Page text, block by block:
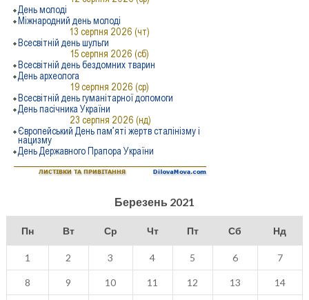
Березень 2021
Пн Вт Ср Чт Пт Сб Нд
1 2 3 4 5 6 7
8 9 10 11 12 13 14